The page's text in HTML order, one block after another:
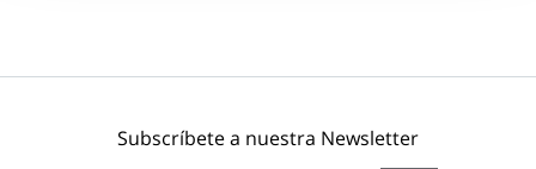
Subscríbete a nuestra Newsletter